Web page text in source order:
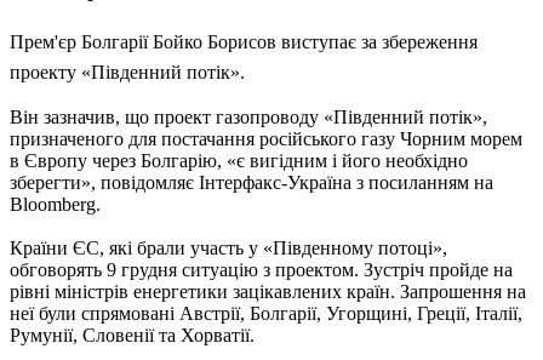
Прем'єр Болгарії Бойко Борисов виступає за збереження
проекту «Південний потік».
Він зазначив, що проект газопроводу «Південний потік»,
призначеного для постачання російського газу Чорним морем
в Європу через Болгарію, «є вигідним і його необхідно
зберегти», повідомляє Інтерфакс-Україна з посиланням на
Bloomberg.
Країни ЄС, які брали участь у «Південному потоці»,
обговорять 9 грудня ситуацію з проектом. Зустріч пройде на
рівні міністрів енергетики зацікавлених країн. Запрошення на
неї були спрямовані Австрії, Болгарії, Угорщині, Греції, Італії,
Румунії, Словенії та Хорватії.